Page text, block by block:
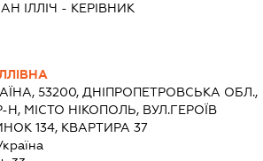
ІЛЛІЧ - КЕРІВНИК
53200, ДНІПРОПЕТРОВСЬКА ОБЛ.,
МІСТО НІКОПОЛЬ, ВУЛ.ГЕРОЇВ
134, КВАРТИРА 37